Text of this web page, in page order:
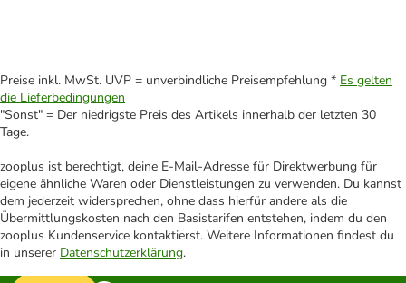
Preise inkl. MwSt. UVP = unverbindliche Preisempfehlung * Es gelten
die Lieferbedingungen
"Sonst" = Der niedrigste Preis des Artikels innerhalb der letzten 30
Tage.
zooplus ist berechtigt, deine E-Mail-Adresse für Direktwerbung für
eigene ähnliche Waren oder Dienstleistungen zu verwenden. Du kannst
dem jederzeit widersprechen, ohne dass hierfür andere als die
Übermittlungskosten nach den Basistarifen entstehen, indem du den
zooplus Kundenservice kontaktierst. Weitere Informationen findest du
in unserer Datenschutzerklärung.